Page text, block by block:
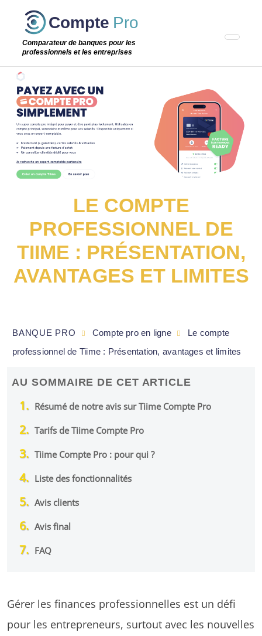
Passer
étape
Compte Pro
Comparateur de banques pour les
professionnels et les entreprises
LE COMPTE
PROFESSIONNEL DE
TIIME : PRÉSENTATION,
AVANTAGES ET LIMITES
Gérer les finances professionnelles est un défi
pour les entrepreneurs, surtout avec les nouvelles
BANQUE PRO Compte pro en ligne
Le compte
professionnel de Tiime : Présentation, avantages et limites
AU SOMMAIRE DE CET ARTICLE
Résumé de notre avis sur Tiime Compte Pro
Tarifs de Tiime Compte Pro
Tiime Compte Pro : pour qui ?
Liste des fonctionnalités
Avis clients
Avis final
FAQ